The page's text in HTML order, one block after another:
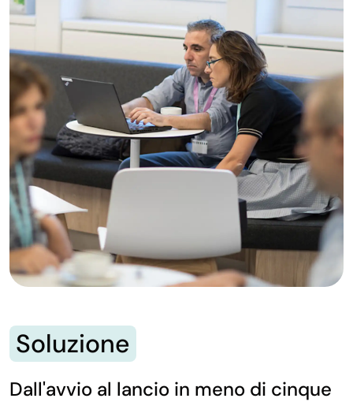
Soluzione
Dall'avvio al lancio in meno di cinque